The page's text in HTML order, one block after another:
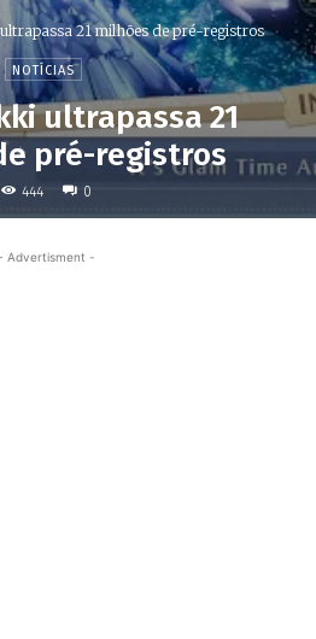
21 milhões de pré-registros
NOTÍCIAS
ultrapassa 21
pré-registros
444 0
Advertisment -